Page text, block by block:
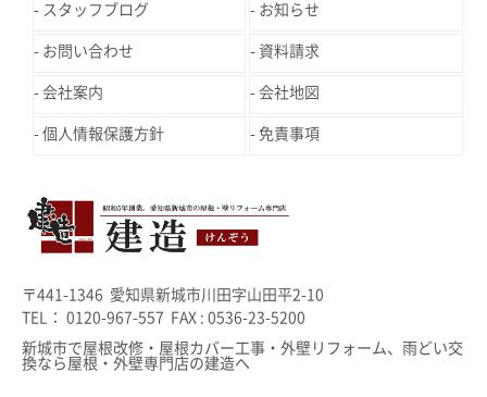
スタッフブログ お知らせ
お問い合わせ 資料請求
会社案内 会社地図
個人情報保護方針 免責事項
〒441-1346 愛知県新城市川田字山田平2-10
TEL： 0120-967-557 FAX : 0536-23-5200
新城市で屋根改修・屋根カバー工事・外壁リフォーム、雨どい交
換なら屋根・外壁専門店の建造へ